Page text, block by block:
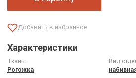
Характеристики
Ткань:
Рогожка
Вид